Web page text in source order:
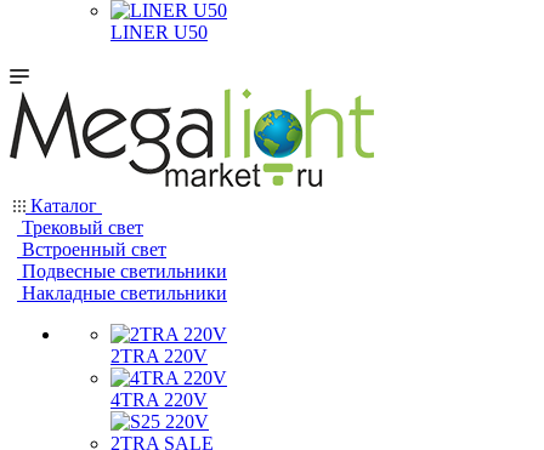
LINER U50
Каталог
Трековый свет
Встроенный свет
Подвесные светильники
Накладные светильники
2TRA 220V
4TRA 220V